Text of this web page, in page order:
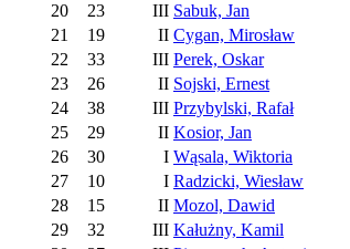
20
23 III Sabuk, Jan
21
19 II Cygan, Mirosław
22
33 III Perek, Oskar
23
26 II Sojski, Ernest
24
38 III Przybylski, Rafał
25
29 II Kosior, Jan
26
30 I Wąsala, Wiktoria
27
10 I Radzicki, Wiesław
28
15 II Mozol, Dawid
29
32 III Kałużny, Kamil